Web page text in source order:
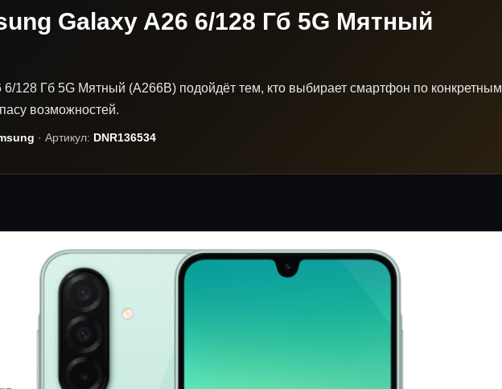
Galaxy A26 6/128 Гб 5G Мятный
128 Гб 5G Мятный (A266B) подойдёт тем, кто выбирает смартфон по конкретным
возможностей.
· Артикул: DNR136534